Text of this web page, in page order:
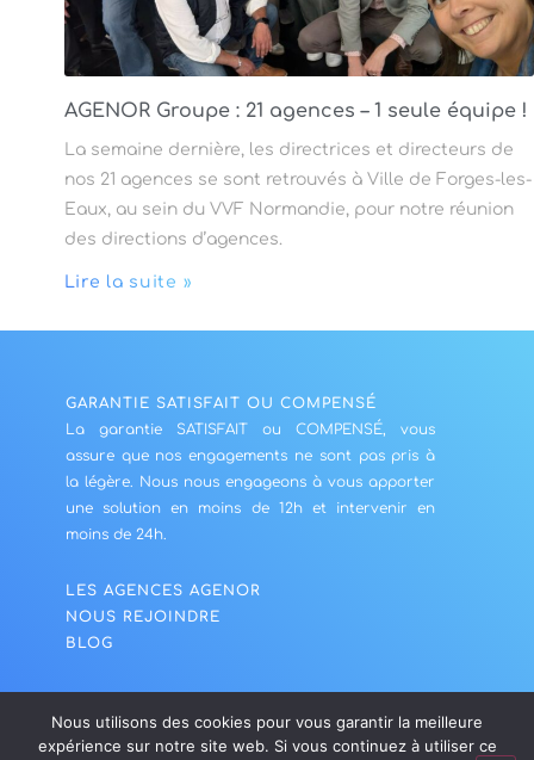
AGENOR Groupe : 21 agences – 1 seule équipe !
La semaine dernière, les directrices et directeurs de
nos 21 agences se sont retrouvés à Ville de Forges-les-
Eaux, au sein du VVF Normandie, pour notre réunion
des directions d’agences.
Lire la suite »
GARANTIE SATISFAIT OU COMPENSÉ
La garantie SATISFAIT ou COMPENSÉ, vous
assure que nos engagements ne sont pas pris à
la légère. Nous nous engageons à vous apporter
une solution en moins de 12h et intervenir en
moins de 24h.
LES AGENCES AGENOR
NOUS REJOINDRE
BLOG
MENTIONS LÉGALES
POLITIQUE DE CONFIDENTIALITÉ
Nous utilisons des cookies pour vous garantir la meilleure
expérience sur notre site web. Si vous continuez à utiliser ce